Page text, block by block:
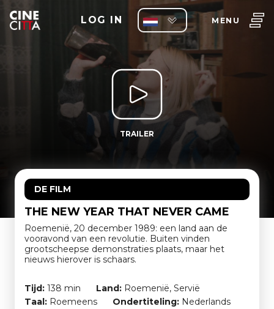
LOG IN MENU
TRAILER
DE FILM
THE NEW YEAR THAT NEVER CAME
Roemenië, 20 december 1989: een land aan de
vooravond van een revolutie. Buiten vinden
grootscheepse demonstraties plaats, maar het
nieuws hierover is schaars.
Tijd: 138 min Land: Roemenië, Servië
Taal: Roemeens Ondertiteling: Nederlands